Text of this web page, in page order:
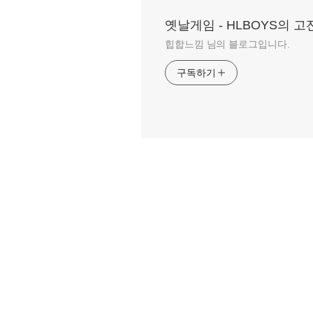
옛날게임 - HLBOYS의 고
힙합느낌 님의 블로그입니다.
구독하기